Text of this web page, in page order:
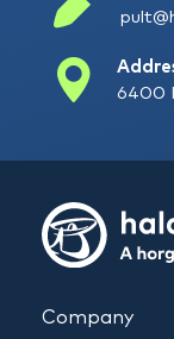
6400
Company